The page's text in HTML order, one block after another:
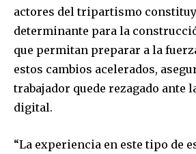
actores del tripartismo
determinante para la
que permitan preparar a la
estos cambios acelerados,
trabajador quede rezagado ante
digital.
“La experiencia en este tipo de